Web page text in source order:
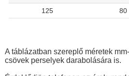
125
80
A táblázatban szereplő méretek
csövek perselyek darabolására is.